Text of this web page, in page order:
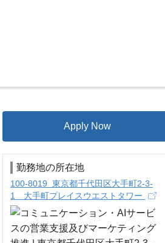
Apply Now
勤務地の所在地
100-8019 東京都千代田区大手町2-3-
1 大手町プレイスウエストタワー